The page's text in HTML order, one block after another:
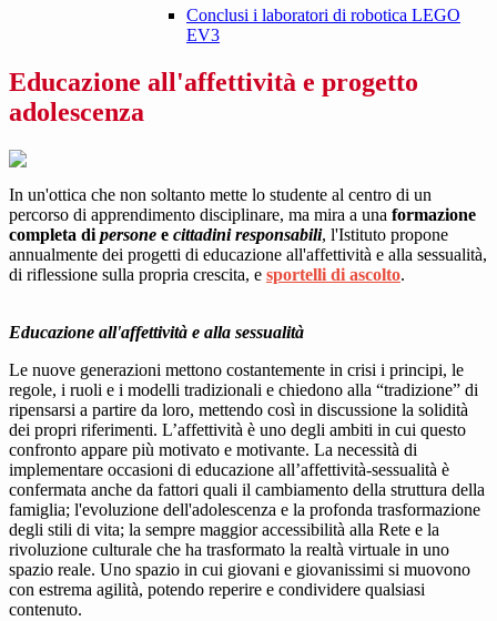
Conclusi i laboratori di robotica LEGO
EV3
Educazione all'affettività e progetto
adolescenza
In un'ottica che non soltanto mette lo studente al centro di un
percorso di apprendimento disciplinare, ma mira a una formazione
completa di persone e cittadini responsabili, l'Istituto propone
annualmente dei progetti di educazione all'affettività e alla sessualità,
di riflessione sulla propria crescita, e sportelli di ascolto.
Educazione all'affettività e alla sessualità
Le nuove generazioni mettono costantemente in crisi i principi, le
regole, i ruoli e i modelli tradizionali e chiedono alla “tradizione” di
ripensarsi a partire da loro, mettendo così in discussione la solidità
dei propri riferimenti. L’affettività è uno degli ambiti in cui questo
confronto appare più motivato e motivante. La necessità di
implementare occasioni di educazione all’affettività-sessualità è
confermata anche da fattori quali il cambiamento della struttura della
famiglia; l'evoluzione dell'adolescenza e la profonda trasformazione
degli stili di vita; la sempre maggior accessibilità alla Rete e la
rivoluzione culturale che ha trasformato la realtà virtuale in uno
spazio reale. Uno spazio in cui giovani e giovanissimi si muovono
con estrema agilità, potendo reperire e condividere qualsiasi
contenuto.